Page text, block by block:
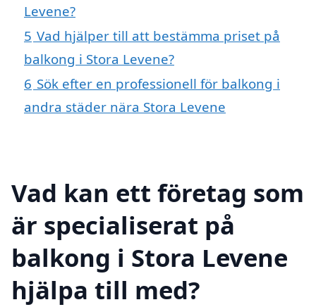
Levene?
5 Vad hjälper till att bestämma priset på
balkong i Stora Levene?
6 Sök efter en professionell för balkong i
andra städer nära Stora Levene
Vad kan ett företag som
är specialiserat på
balkong i Stora Levene
hjälpa till med?